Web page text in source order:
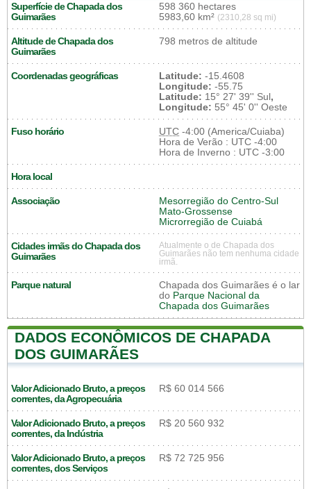
Superfície de Chapada dos
Guimarães
598 360 hectares
5983,60 km² (2310,28 sq mi)
Altitude de Chapada dos
Guimarães
798 metros de altitude
Coordenadas geográficas Latitude: -15.4608
Longitude: -55.75
Latitude: 15° 27' 39'' Sul,
Longitude: 55° 45' 0'' Oeste
Fuso horário UTC -4:00 (America/Cuiaba)
Hora de Verão : UTC -4:00
Hora de Inverno : UTC -3:00
Hora local
Associação
Mesorregião do Centro-Sul
Mato-Grossense
Microrregião de Cuiabá
Cidades irmãs do Chapada dos
Guimarães
Atualmente o de Chapada dos
Guimarães não tem nenhuma cidade
irmã.
Parque natural
Chapada dos Guimarães é o lar
do Parque Nacional da
Chapada dos Guimarães
DADOS ECONÔMICOS DE CHAPADA
DOS GUIMARÃES
Valor Adicionado Bruto, a preços
correntes, da Agropecuária
R$ 60 014 566
Valor Adicionado Bruto, a preços
correntes, da Indústria
R$ 20 560 932
Valor Adicionado Bruto, a preços
correntes, dos Serviços
R$ 72 725 956